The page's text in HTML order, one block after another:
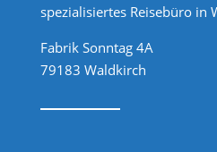
spezialisiertes Reisebüro in
Fabrik Sonntag 4A
79183 Waldkirch